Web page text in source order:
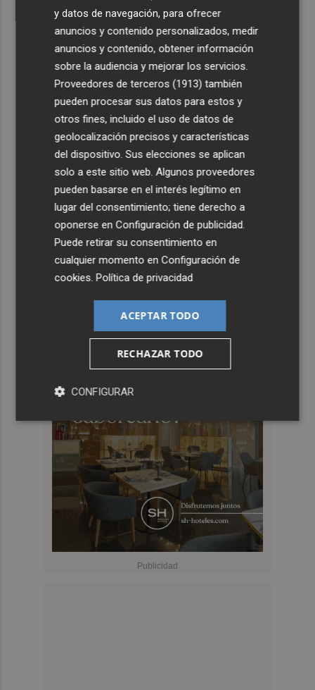
y datos de navegación, para ofrecer
anuncios y contenido personalizados, medir
anuncios y contenido, obtener información
sobre la audiencia y mejorar los servicios.
Proveedores de terceros (1913) también
pueden procesar sus datos para estos y
otros fines, incluido el uso de datos de
geolocalización precisos y características
del dispositivo. Sus elecciones se aplican
solo a este sitio web. Algunos proveedores
pueden basarse en el interés legítimo en
lugar del consentimiento; tiene derecho a
oponerse enConfiguración de publicidad
Puede retirar su consentimiento en
cualquier momento enConfiguración de
cookies .Política de privacidad
ACEPTAR TODO
RECHAZAR TODO
CONFIGURAR